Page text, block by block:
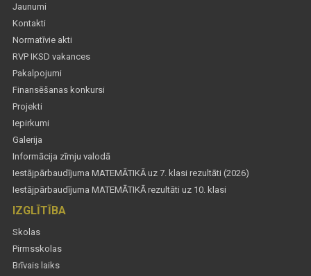
Jaunumi
Kontakti
Normatīvie akti
RVP IKSD vakances
Pakalpojumi
Finansēšanas konkursi
Projekti
Iepirkumi
Galerija
Informācija zīmju valodā
Iestājpārbaudījuma MATEMĀTIKĀ uz 7. klasi rezultāti (2026)
Iestājpārbaudījuma MATEMĀTIKĀ rezultāti uz 10. klasi
IZGLĪTĪBA
Skolas
Pirmsskolas
Brīvais laiks